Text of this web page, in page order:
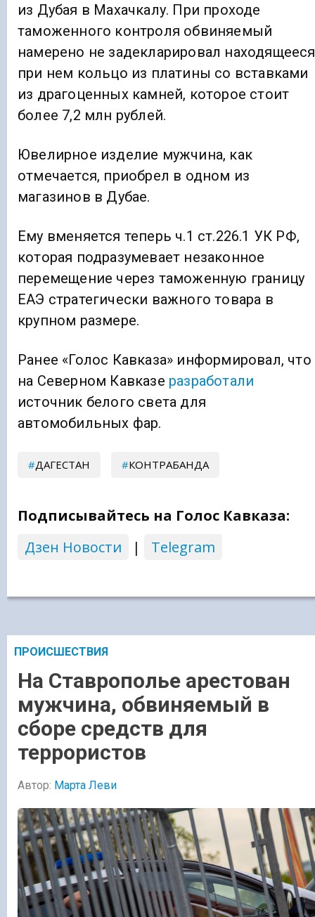
из Дубая в Махачкалу. При проходе
таможенного контроля обвиняемый
намерено не задекларировал находящееся
при нем кольцо из платины со вставками
из драгоценных камней, которое стоит
более 7,2 млн рублей.
Ювелирное изделие мужчина, как
отмечается, приобрел в одном из
магазинов в Дубае.
Ему вменяется теперь ч.1 ст.226.1 УК РФ,
которая подразумевает незаконное
перемещение через таможенную границу
ЕАЭ стратегически важного товара в
крупном размере.
Ранее «Голос Кавказа» информировал, что
на Северном Кавказе разработали
источник белого света для
автомобильных фар.
ДАГЕСТАН КОНТРАБАНДА
Подписывайтесь на Голос Кавказа:
Дзен Новости
| Telegram
ПРОИСШЕСТВИЯ
На Ставрополье арестован
мужчина, обвиняемый в
сборе средств для
террористов
Автор: Марта Леви